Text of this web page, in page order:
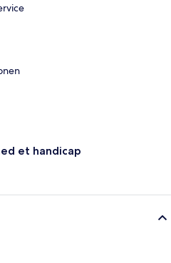
et handicap